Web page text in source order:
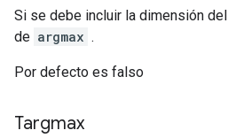
Si se debe incluir la dimensión
de argmax .
Por defecto es falso
Targmax